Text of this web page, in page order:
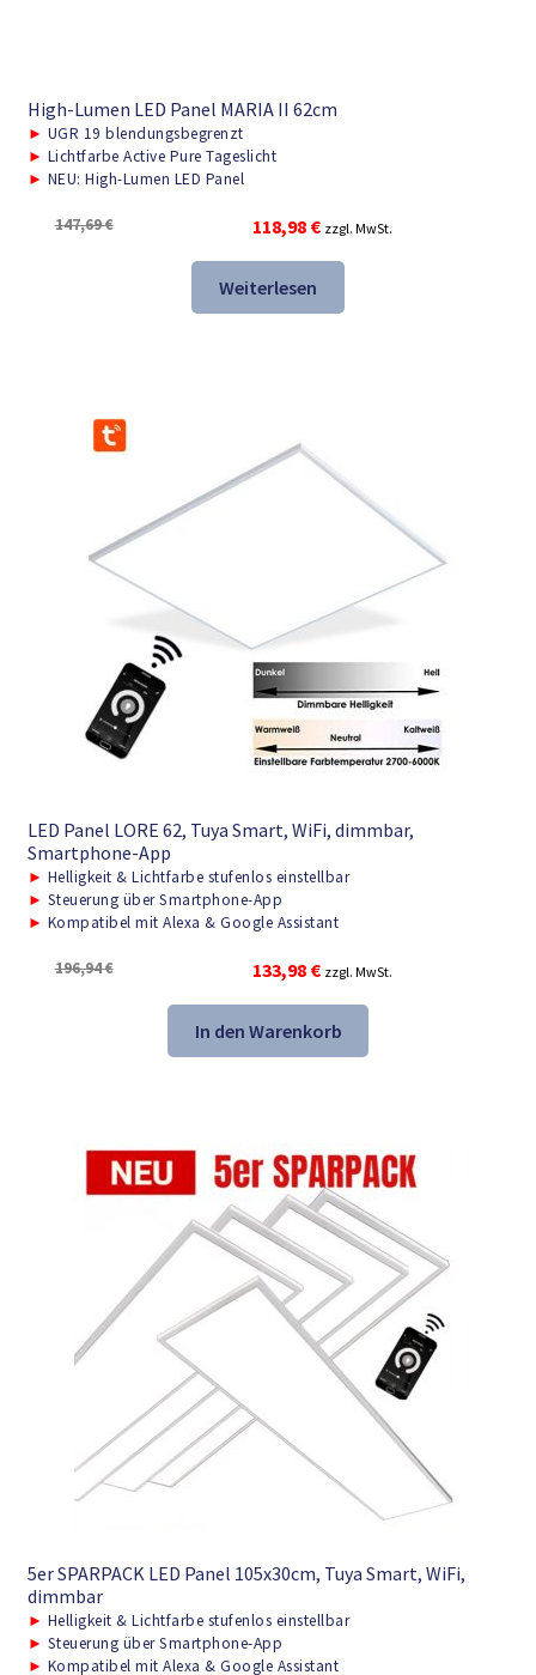
High-Lumen LED Panel MARIA II 62cm
► UGR 19 blendungsbegrenzt
► Lichtfarbe Active Pure Tageslicht
► NEU: High-Lumen LED Panel
147,69€
Ursprünglicher
war:
147,69 €
118,98 €Aktueller
118,98 €.
zzgl. MwSt.
Weiterlesen
LED Panel LORE 62, Tuya Smart, WiFi, dimmbar,
Smartphone-App
► Helligkeit & Lichtfarbe stufenlos einstellbar
► Steuerung über Smartphone-App
► Kompatibel mit Alexa & Google Assistant
196,94€
Ursprünglicher
war:
196,94 €
133,98 €Aktueller
ist:
133,98 €.
zzgl. MwSt.
In den Warenkorb
5er SPARPACK LED Panel 105x30cm, Tuya Smart, WiFi,
dimmbar
► Helligkeit & Lichtfarbe stufenlos einstellbar
► Steuerung über Smartphone-App
► Kompatibel mit Alexa & Google Assistant